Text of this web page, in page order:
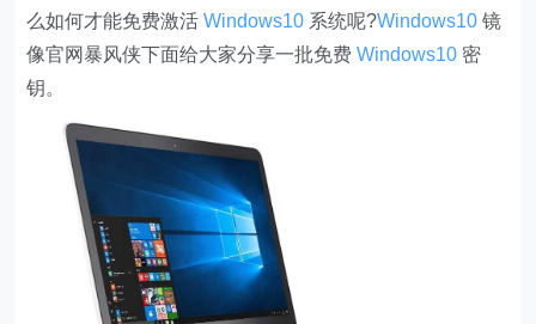
么如何才能免费激活Windows10 系统呢?Windows10 镜
像官网暴风侠下面给大家分享一批免费Windows10 密
钥。